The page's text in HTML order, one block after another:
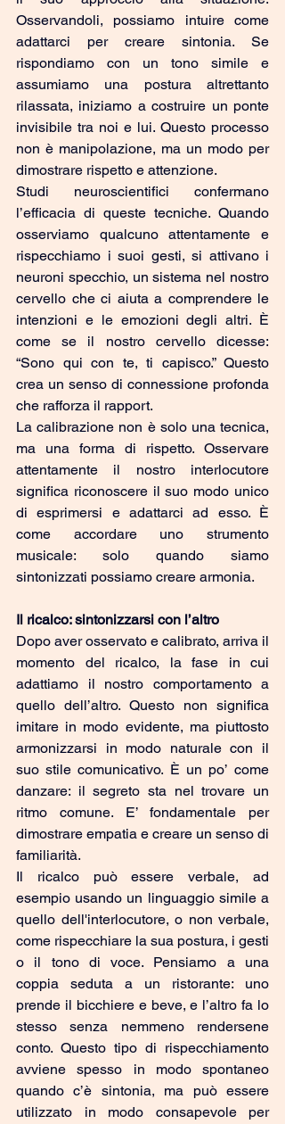
Osservandoli, possiamo intuire come
adattarci per creare sintonia. Se
rispondiamo con un tono simile e
assumiamo una postura altrettanto
rilassata, iniziamo a costruire un ponte
invisibile tra noi e lui. Questo processo
non è manipolazione, ma un modo per
dimostrare rispetto e attenzione.
Studi neuroscientifici confermano
l’efficacia di queste tecniche. Quando
osserviamo qualcuno attentamente e
rispecchiamo i suoi gesti, si attivano i
neuroni specchio, un sistema nel nostro
cervello che ci aiuta a comprendere le
intenzioni e le emozioni degli altri. È
come se il nostro cervello dicesse:
“Sono qui con te, ti capisco.” Questo
crea un senso di connessione profonda
che rafforza il rapport.
La calibrazione non è solo una tecnica,
ma una forma di rispetto. Osservare
attentamente il nostro interlocutore
significa riconoscere il suo modo unico
di esprimersi e adattarci ad esso. È
come accordare uno strumento
musicale: solo quando siamo
sintonizzati possiamo creare armonia.
Il ricalco: sintonizzarsi con l’altro
Dopo aver osservato e calibrato, arriva il
momento del ricalco, la fase in cui
adattiamo il nostro comportamento a
quello dell’altro. Questo non significa
imitare in modo evidente, ma piuttosto
armonizzarsi in modo naturale con il
suo stile comunicativo. È un po’ come
danzare: il segreto sta nel trovare un
ritmo comune. E’ fondamentale per
dimostrare empatia e creare un senso di
familiarità.
Il ricalco può essere verbale, ad
esempio usando un linguaggio simile a
quello dell'interlocutore, o non verbale,
come rispecchiare la sua postura, i gesti
o il tono di voce. Pensiamo a una
coppia seduta a un ristorante: uno
prende il bicchiere e beve, e l’altro fa lo
stesso senza nemmeno rendersene
conto. Questo tipo di rispecchiamento
avviene spesso in modo spontaneo
quando c’è sintonia, ma può essere
utilizzato in modo consapevole per